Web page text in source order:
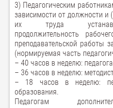
3) Педагогическим
зависимости от должности и
их труда
продолжительность
преподавательской работы
(нормируемая часть
– 40 часов в неделю:
– 36 часов в неделю:
– 18 часов в неделю:
образования.
Педагогам